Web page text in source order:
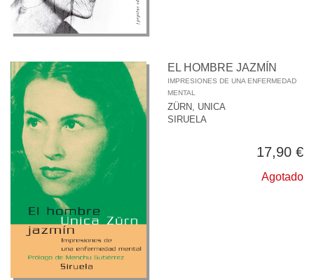
EL HOMBRE JAZMÍN
IMPRESIONES DE UNA ENFERMEDAD
MENTAL
ZÜRN, UNICA
SIRUELA
17,90 €
Agotado